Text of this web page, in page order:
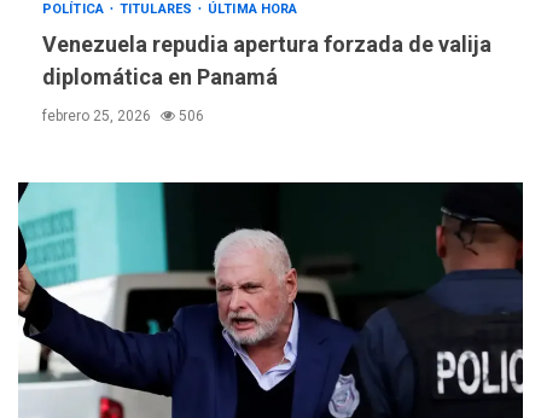
POLÍTICA TITULARES ÚLTIMA HORA
Venezuela repudia apertura forzada de valija
diplomática en Panamá
febrero 25, 2026 506